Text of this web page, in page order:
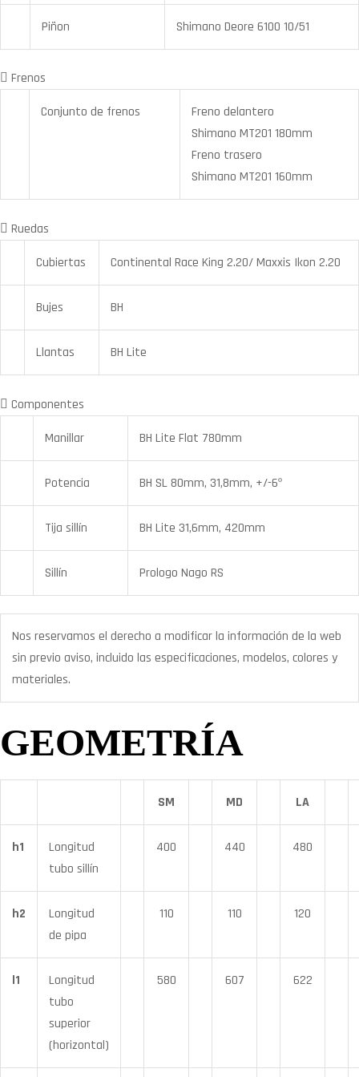
Piñon Shimano Deore 6100 10/51
Frenos
Conjunto de frenos
Freno delantero
Shimano MT201 180mm
Freno trasero
Shimano MT201 160mm
Ruedas
Cubiertas
Continental Race King 2.20/ Maxxis Ikon 2.20
Bujes BH
Llantas BH Lite
Componentes
Manillar
BH Lite Flat 780mm
Potencia BH SL 80mm, 31,8mm, +/-6º
Tija sillín BH Lite 31,6mm, 420mm
Sillín Prologo Nago RS
Nos reservamos el derecho a modificar la información de la web
sin previo aviso, incluido las especificaciones, modelos, colores y
materiales.
GEOMETRÍA
SM MD LA
h1
Longitud
tubo sillín
400 440 480
h2
Longitud
de pipa
110 110 120
l1
Longitud
tubo
superior
(horizontal)
580 607 622